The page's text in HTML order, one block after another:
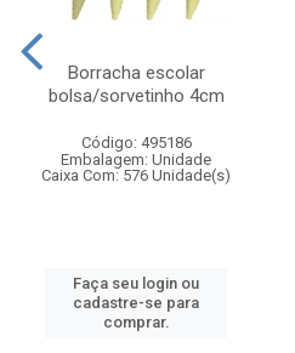
Borracha escolar
bolsa/sorvetinho 4cm
Código: 495186
Embalagem: Unidade
Caixa Com: 576 Unidade(s)
Faça seu login ou
cadastre-se para
comprar.